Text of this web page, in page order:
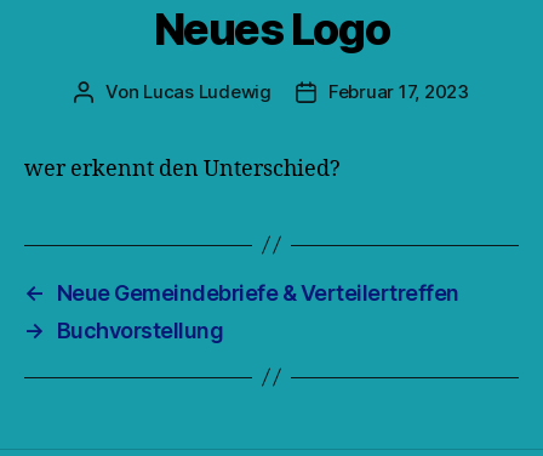
Neues Logo
Beitragsautor
Von Lucas Ludewig Veröffentlichungsdatum
Februar 17, 2023
wer erkennt den Unterschied?
←
Neue Gemeindebriefe & Verteilertreffen
→
Buchvorstellung